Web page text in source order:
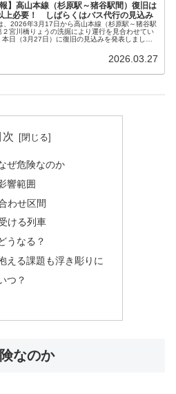
報】高山本線（杉原駅～猪谷駅間）復旧は
上必要！ しばらくはバス代行の見込み
、2026年3月17日から高山本線（杉原駅～猪谷駅
２宮川橋りょうの洗掘により運行を見合わせてい
本日（3月27日）に復旧の見込みを発表しまし
輸送を利用することになりそうです。2026.03.27
次
ぜ危険なのか
響範囲
わせ区間
ける列車
うなる？
える課題も浮き彫りに
つ？
なのか